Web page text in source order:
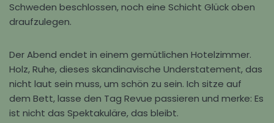
Schweden beschlossen, noch eine Schicht Glück oben
draufzulegen.
Der Abend endet in einem gemütlichen Hotelzimmer.
Holz, Ruhe, dieses skandinavische Understatement, das
nicht laut sein muss, um schön zu sein. Ich sitze auf
dem Bett, lasse den Tag Revue passieren und merke: Es
ist nicht das Spektakuläre, das bleibt.